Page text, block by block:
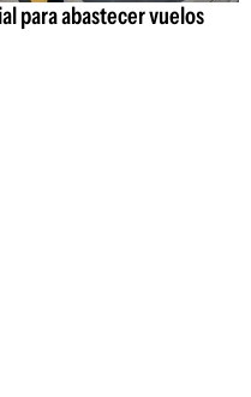
para abastecer vuelos